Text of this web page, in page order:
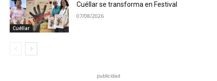
Cuéllar
Cuéllar se transforma en Festival
07/08/2026
publicidad